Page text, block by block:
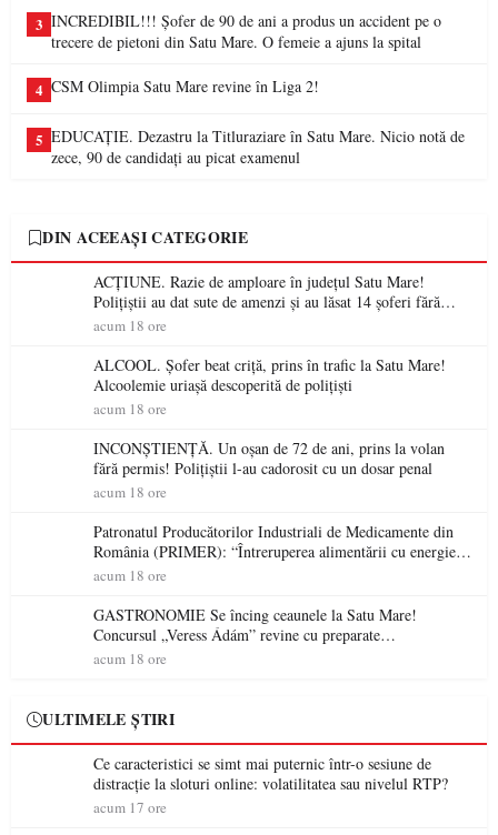
3 INCREDIBIL!!! Șofer de 90 de ani a produs un accident pe o
trecere de pietoni din Satu Mare. O femeie a ajuns la spital
4 CSM Olimpia Satu Mare revine în Liga 2!
5 EDUCAȚIE. Dezastru la Titluraziare în Satu Mare. Nicio notă de
zece, 90 de candidați au picat examenul
DIN ACEEAȘI CATEGORIE
ACȚIUNE. Razie de amploare în județul Satu Mare!
Polițiștii au dat sute de amenzi și au lăsat 14 șoferi fără
permis într-o singură zi
acum 18 ore
ALCOOL. Șofer beat criță, prins în trafic la Satu Mare!
Alcoolemie uriașă descoperită de polițiști
acum 18 ore
INCONȘTIENȚĂ. Un oșan de 72 de ani, prins la volan
fără permis! Polițiștii l-au cadorosit cu un dosar penal
acum 18 ore
Patronatul Producătorilor Industriali de Medicamente din
România (PRIMER): “Întreruperea alimentării cu energie
electrică a fabricilor de medicamente va pune în pericol
acum 18 ore
GASTRONOMIE Se încing ceaunele la Satu Mare!
Concursul „Veress Ádám” revine cu preparate
spectaculoase, premii și un jurat de renume
acum 18 ore
ULTIMELE ȘTIRI
Ce caracteristici se simt mai puternic într-o sesiune de
distracție la sloturi online: volatilitatea sau nivelul RTP?
acum 17 ore